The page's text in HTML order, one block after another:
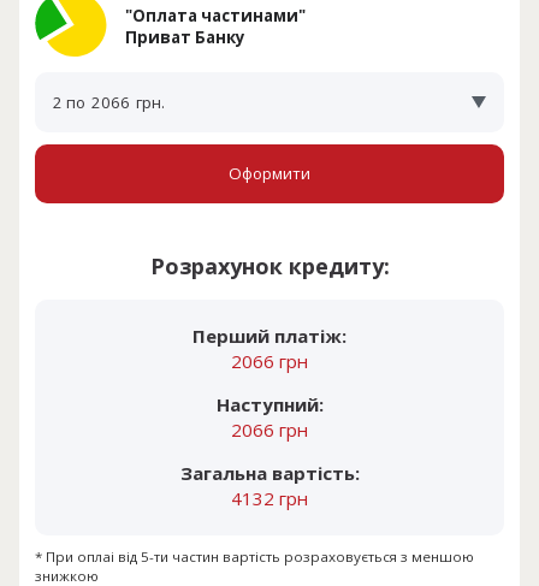
"Оплата частинами"
Приват Банку
2 по 2066 грн.
Оформити
Розрахунок кредиту:
Перший платіж:
2066 грн
Наступний:
2066 грн
Загальна вартість:
4132 грн
* При оплаі від 5-ти частин вартість розраховується з меншою
знижкою